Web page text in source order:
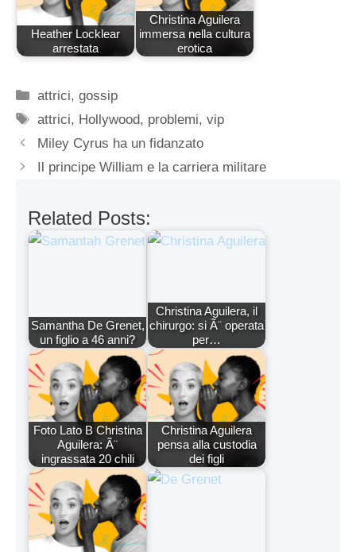
Heather Locklear
arrestata
Christina Aguilera
immersa nella cultura
erotica
Categorie
attrici,gossip
Tag
attrici, Hollywood, problemi,vip
Miley Cyrus ha un fidanzato
Il principe William e la carriera militare
Related Posts:
Samantha De Grenet,
un figlio a 46 anni?
Christina Aguilera, il
chirurgo: si Ã¨ operata
per…
Foto Lato B Christina
Aguilera: Ã¨
ingrassata 20 chili
Christina Aguilera
pensa alla custodia
dei figli